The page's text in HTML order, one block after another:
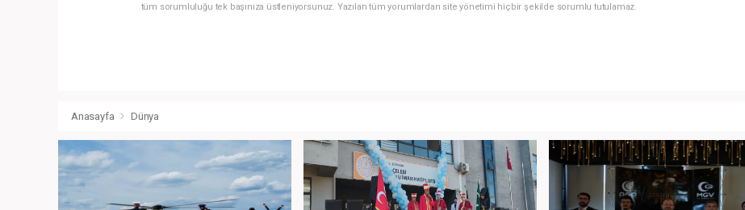
tüm sorumluluğu tek başınıza üstleniyorsunuz. Yazılan tüm yorumlardan site yönetimi hiçbir şekilde sorumlu tutulamaz.
Anasayfa Dünya